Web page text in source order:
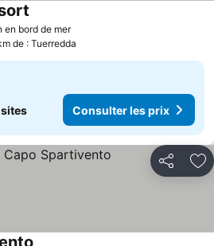
en bord de mer
de : Tuerredda
sites Consulter les prix
Partager